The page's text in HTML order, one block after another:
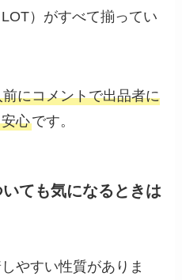
）がすべて揃ってい
前にコメントで出品者に
心です。
ても気になるときは
やすい性質がありま